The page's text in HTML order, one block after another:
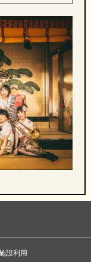
設利用